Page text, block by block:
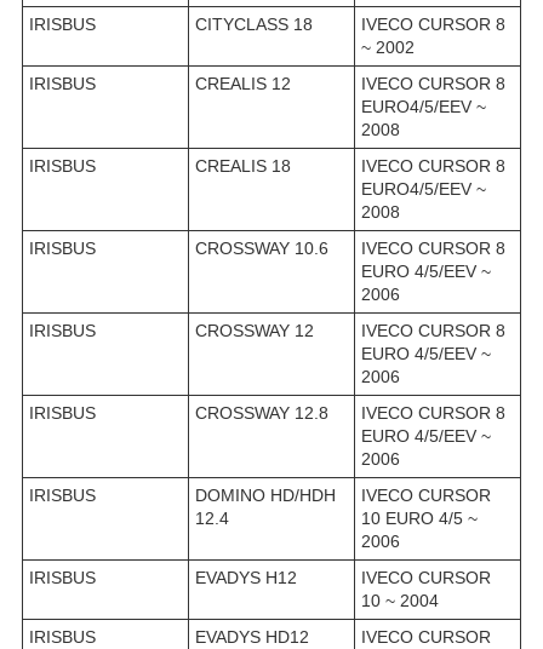
IRISBUS
CITYCLASS 18
IVECO CURSOR 8
~ 2002
IRISBUS
CREALIS 12
IVECO CURSOR 8
EURO4/5/EEV ~
2008
IRISBUS
CREALIS 18
IVECO CURSOR 8
EURO4/5/EEV ~
2008
IRISBUS
CROSSWAY 10.6
IVECO CURSOR 8
EURO 4/5/EEV ~
2006
IRISBUS
CROSSWAY 12
IVECO CURSOR 8
EURO 4/5/EEV ~
2006
IRISBUS
CROSSWAY 12.8
IVECO CURSOR 8
EURO 4/5/EEV ~
2006
IRISBUS
DOMINO HD/HDH
12.4
IVECO CURSOR
10 EURO 4/5 ~
2006
IRISBUS
EVADYS H12
IVECO CURSOR
10 ~ 2004
IRISBUS
EVADYS HD12 IVECO CURSOR